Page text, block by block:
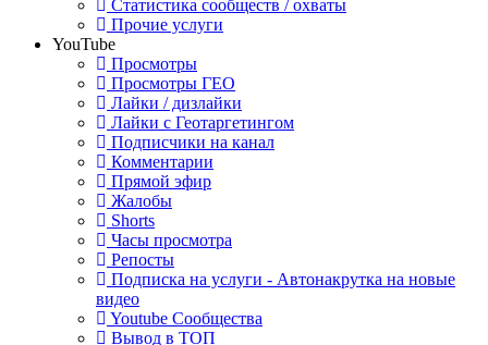
Статистика сообществ / охваты
Прочие услуги
YouTube
Просмотры
Просмотры ГЕО
Лайки / дизлайки
Лайки с Геотаргетингом
Подписчики на канал
Комментарии
Прямой эфир
Жалобы
Shorts
Часы просмотра
Репосты
Подписка на услуги - Автонакрутка на новые
видео
Youtube Сообщества
Вывод в ТОП